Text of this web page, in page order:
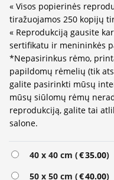
« Visos popierinės
tiražuojamos 250 kopijų
« Reprodukciją gausite
sertifikatu ir menininkės
*Nepasirinkus rėmo,
papildomų rėmelių (tik
galite pasirinkti mūsų
mūsų siūlomų rėmų
reprodukciją, galite tai
salone.
40 x 40 cm (€35.00)
50 x 50 cm (€40.00)